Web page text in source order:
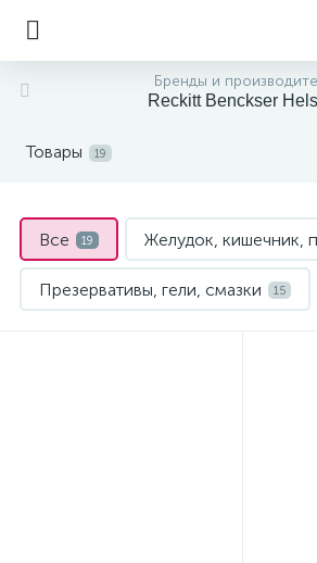
Бренды и
Reckitt Benckser
Товары 19
Все 19 Желудок, кишечник,
Презервативы, гели, смазки 15